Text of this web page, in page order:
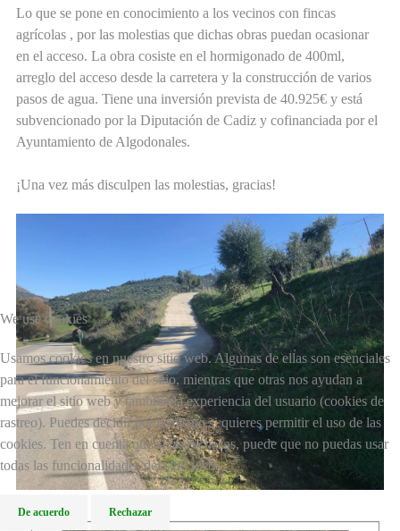
Lo que se pone en conocimiento a los vecinos con fincas
agrícolas , por las molestias que dichas obras puedan ocasionar
en el acceso. La obra cosiste en el hormigonado de 400ml,
arreglo del acceso desde la carretera y la construcción de varios
pasos de agua. Tiene una inversión prevista de 40.925€ y está
subvencionado por la Diputación de Cadiz y cofinanciada por el
Ayuntamiento de Algodonales.
¡Una vez más disculpen las molestias, gracias!
We use cookies
Usamos cookies en nuestro sitio web. Algunas de ellas son esenciales
para el funcionamiento del sitio, mientras que otras nos ayudan a
mejorar el sitio web y también la experiencia del usuario (cookies de
rastreo). Puedes decidir por ti mismo si quieres permitir el uso de las
cookies. Ten en cuenta que si las rechazas, puede que no puedas usar
todas las funcionalidades del sitio web.
De acuerdo Rechazar